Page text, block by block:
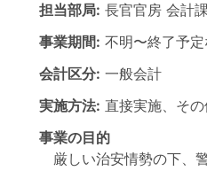
担当部局: 長官官房 会計
事業期間: 不明〜終了予定
会計区分: 一般会計
実施方法: 直接実施、そ
事業の目的
厳しい治安情勢の下、